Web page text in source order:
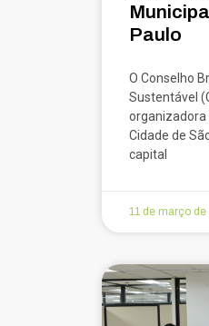
Paulo
O Conselho
Sustentável
organizadora
Cidade de
capital
11 de março